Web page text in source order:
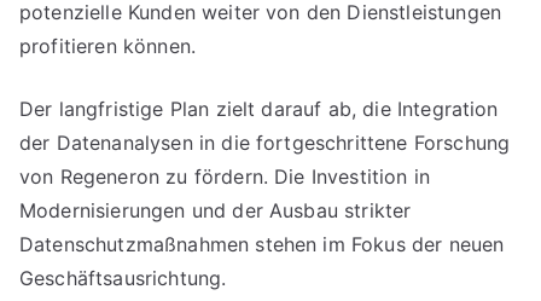
potenzielle Kunden weiter von den Dienstleistungen
profitieren können.
Der langfristige Plan zielt darauf ab, die Integration
der Datenanalysen in die fortgeschrittene Forschung
von Regeneron zu fördern. Die Investition in
Modernisierungen und der Ausbau strikter
Datenschutzmaßnahmen stehen im Fokus der neuen
Geschäftsausrichtung.